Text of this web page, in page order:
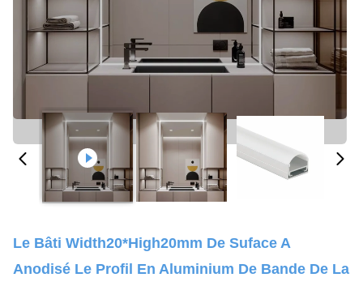
Le Bâti Width20*High20mm De Suface A
Anodisé Le Profil En Aluminium De Bande De La